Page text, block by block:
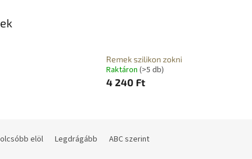
Remek szilikon zokni
Raktáron (>5 db)
4 240 Ft
elöl Legdrágább ABC szerint